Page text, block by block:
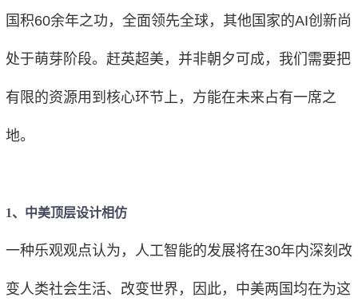
国积60余年之功，全面领先全球，其他国家的AI创新尚
处于萌芽阶段。赶英超美，并非朝夕可成，我们需要把
有限的资源用到核心环节上，方能在未来占有一席之
地。
1、中美顶层设计相仿
一种乐观观点认为，人工智能的发展将在30年内深刻改
变人类社会生活、改变世界，因此，中美两国均在为这